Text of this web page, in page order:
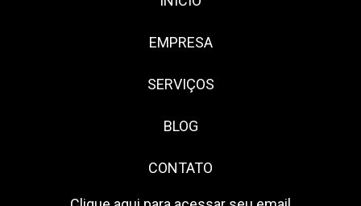
EMPRESA
SERVIÇOS
BLOG
CONTATO